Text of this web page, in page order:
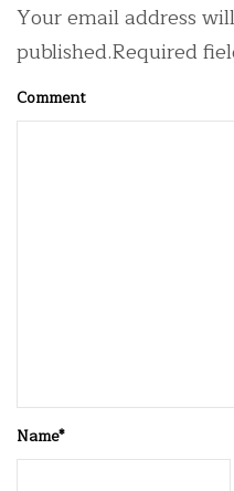
Your email address
published.Required
Comment
Name*